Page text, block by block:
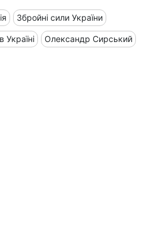
Збройні сили України
Україні Олександр Сирський